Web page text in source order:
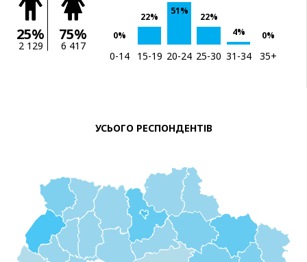
25%
2 129
75%
6 417
0%
22%
51%
22%
4%
0%
0-14 15-19 20-24 25-30 31-34 35+
УСЬОГО РЕСПОНДЕНТІВ